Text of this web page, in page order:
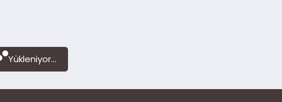
Yükleniyor...